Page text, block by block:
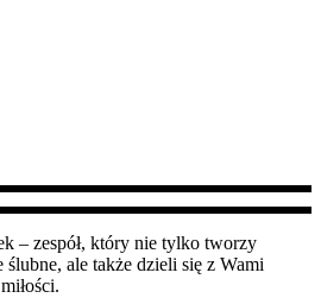
– zespół, który nie tylko tworzy
ale także dzieli się z Wami